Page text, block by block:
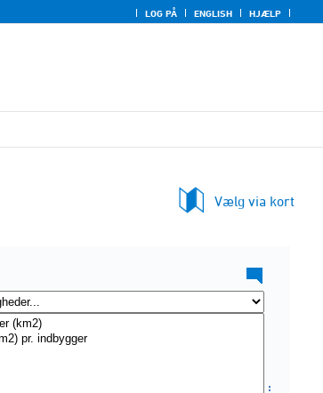
LOG PÅ ENGLISH HJÆLP
Vælg via kort